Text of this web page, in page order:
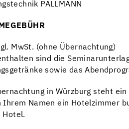
PALLMANN
MwSt. (ohne Übernachtung)
sind die
sowie das
in Würzburg steht
Ihrem Namen ein Hotelzimmer
Hotel.